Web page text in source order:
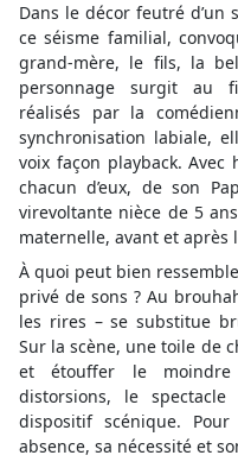
Dans le décor feutré d’un
ce séisme familial,
grand-mère, le fils, la
personnage surgit au
réalisés par la
synchronisation labiale,
voix façon playback.
chacun d’eux, de son
virevoltante nièce de 5
maternelle, avant et après
À quoi peut bien
privé de sons ? Au
les rires – se substitue
Sur la scène, une toile de
et étouffer le moindre
distorsions, le
dispositif scénique.
absence, sa nécessité et